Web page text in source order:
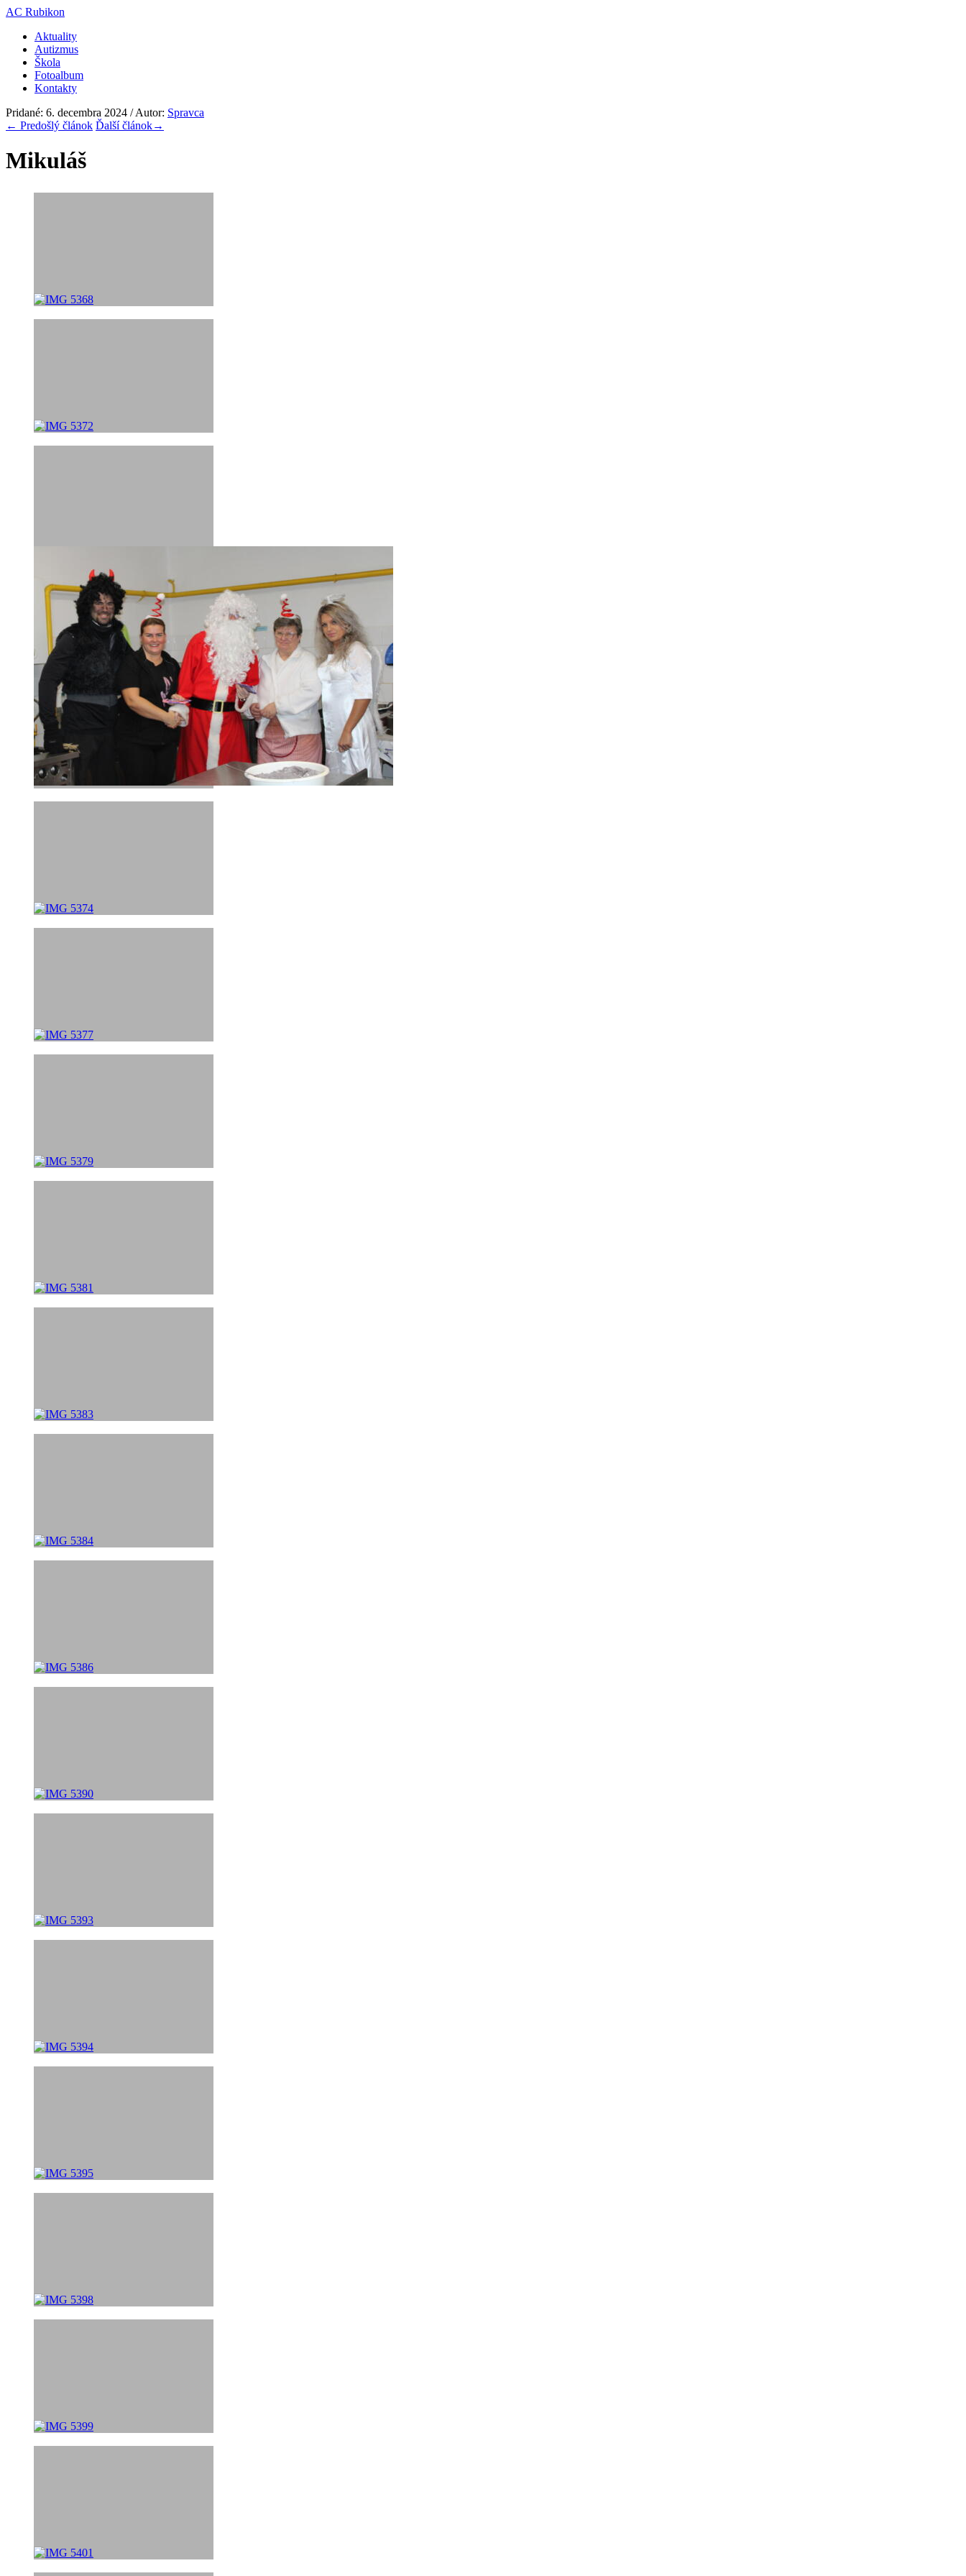
AC Rubikon
Aktuality
Autizmus
Škola
Fotoalbum
Kontakty
Pridané: 6. decembra 2024 / Autor: Spravca
← Predošlý článok Ďalší článok→
Mikuláš